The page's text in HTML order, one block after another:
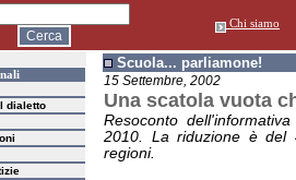
Chi siamo
dialetto
Scuola... parliamone!
15 Settembre, 2002
Una scatola vuota
Resoconto
2010. La riduzione è
regioni.